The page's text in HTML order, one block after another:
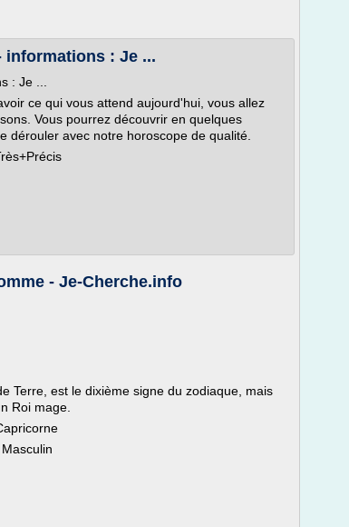
informations : Je ...
: Je ...
ce qui vous attend aujourd'hui, vous allez
Vous pourrez découvrir en quelques
dérouler avec notre horoscope de qualité.
- Je-Cherche.info
Terre, est le dixième signe du zodiaque, mais
Roi mage.